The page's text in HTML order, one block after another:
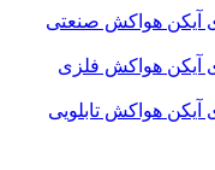
هواکش صنعتی
هواکش فلزی
هواکش تابلویی